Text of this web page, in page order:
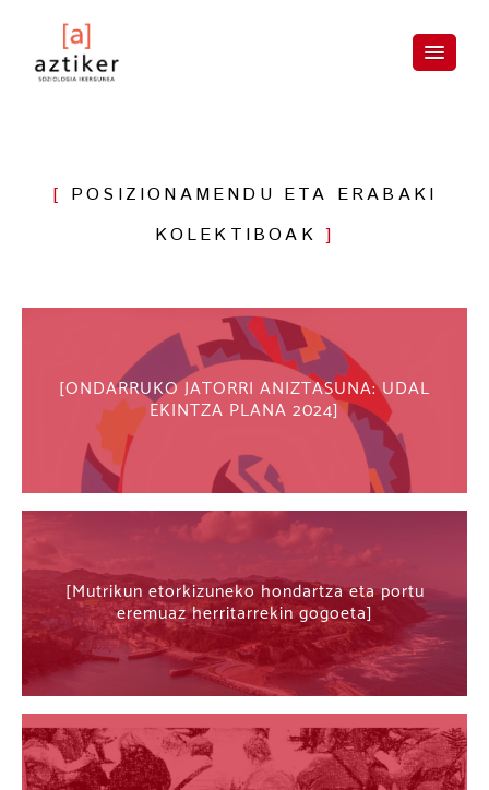
content
POSIZIONAMENDU ETA ERABAKI
KOLEKTIBOAK
ONDARRUKO JATORRI ANIZTASUNA: UDAL
EKINTZA PLANA 2024
Mutrikun etorkizuneko hondartza eta portu
eremuaz herritarrekin gogoeta